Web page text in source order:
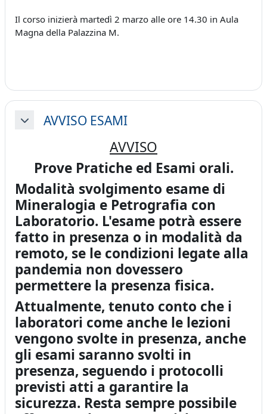
Il corso inizierà martedì 2 marzo alle ore 14.30 in Aula
Magna della Palazzina M.
MinimizzaAVVISO ESAMI
AVVISO
Prove Pratiche ed Esami orali.
Modalità svolgimento esame di
Mineralogia e Petrografia con
Laboratorio. L'esame potrà essere
fatto in presenza o in modalità da
remoto, se le condizioni legate alla
pandemia non dovessero
permettere la presenza fisica.
Attualmente, tenuto conto che i
laboratori come anche le lezioni
vengono svolte in presenza, anche
gli esami saranno svolti in
presenza, seguendo i protocolli
previsti atti a garantire la
sicurezza. Resta sempre possibile